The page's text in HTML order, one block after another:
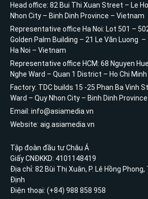
Head office: 82 Bui Thi Xuan Street – Le
Nhon City – Binh Dinh Province – Vietnam
Representative office Ha Noi: Lot 501 –
Golden Palm Building – 21 Le Văn Luong
Ha Noi – Vietnam
Representative office HCM: 68 Nguyen
Nghe Ward – Quan 1 District – Ho Chi
Factory: TDC builds 15 -25 Phan Ba Vinh
Ward – Quy Nhon City – Binh Dinh
Email: info@asiamedia.vn
Website: aig.asiamedia.vn
Tập đoàn đầu tư Châu Á
Giấy CNĐKKD: 4101148419
Địa chỉ: 82 Bùi Thị Xuân, P. Lê Hồng Phong,
Định
Điện thoại: (+84) 988 858 958